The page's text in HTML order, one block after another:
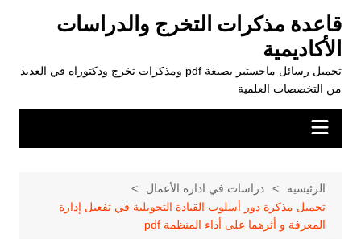
المحتوى
قاعدة مذكرات التخرج والدراسات
الأكاديمية
تحميل رسائل ماجستير بصيغة pdf ومذكرات تخرج ودكتوراه في العديد
من التخصصات العلمية
الرئيسية
دراسات في ادارة الأعمال
تحميل مذكرة دور أسلوب القيادة التحويلية في تفعيل إدارة
المعرفة و أثرهما على أداء المنظمة pdf